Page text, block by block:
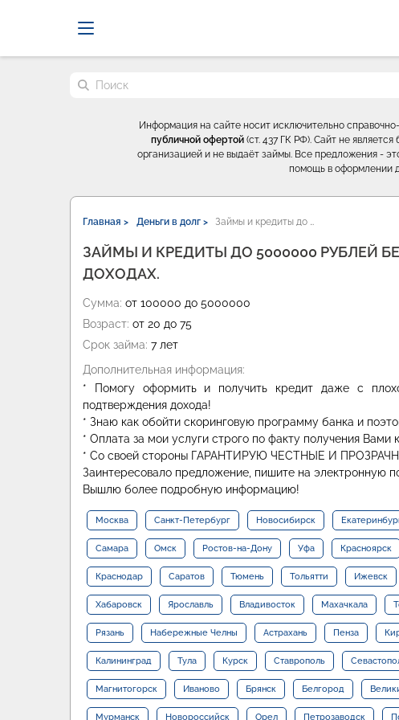
Поиск по сайту
Информация на сайте носит исключительно
публичной офертой (ст. 437 ГК РФ). Сайт не
организацией и не выдаёт займы. Все предложения -
помощь в оформлении
Главная > Деньги в долг > Займы и кредиты до …
ЗАЙМЫ И КРЕДИТЫ ДО 5000000 РУБЛЕЙ
ДОХОДАХ.
Сумма: от 100000 до 5000000
Возраст: от 20 до 75
Срок займа: 7 лет
Дополнительная информация:
* Помогу оформить и получить кредит даже с
подтверждения дохода!
* Знаю как обойти скоринговую программу банка и
* Оплата за мои услуги строго по факту получения Вами
* Со своей стороны ГАРАНТИРУЮ ЧЕСТНЫЕ И
Заинтересовало предложение, пишите на электронную
Вышлю более подробную информацию!
Москва Санкт-Петербург Новосибирск
Самара Омск Ростов-на-Дону Уфа Красноярск
Краснодар Саратов Тюмень Тольятти Ижевск
Хабаровск Ярославль Владивосток Махачкала
Рязань Набережные Челны Астрахань Пенза
Калининград Тула Курск Ставрополь
Магнитогорск Иваново Брянск Белгород
Мурманск Новороссийск Орел Петрозаводск